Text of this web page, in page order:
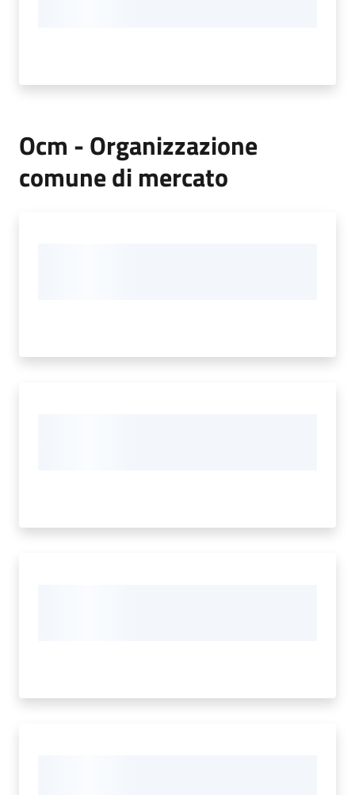
Ocm - Organizzazione
comune di mercato